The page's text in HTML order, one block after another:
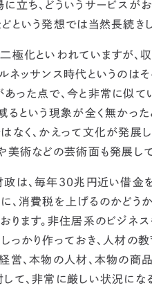
立ち、どういうサービスが
という発想では当然長続きし
極化といわれていますが、
ネッサンス時代というのは
った点で、今と非常に似て
るという現象が全く無かっ
なく、かえって文化が発展
美術などの芸術面も発展して
は、毎年30兆円近い借金
、消費税を上げるのかどうか
ります。 非住居系のビジネス
っかり作っておき、 人材の教
営、本物の人材、本物の商
て、非常に厳しい状況にな